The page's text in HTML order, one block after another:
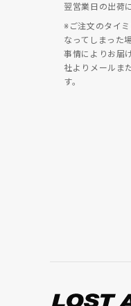
翌営業日の出荷
※ご注文のタイ
なってしまった
事情によりお届
社よりメールま
す。